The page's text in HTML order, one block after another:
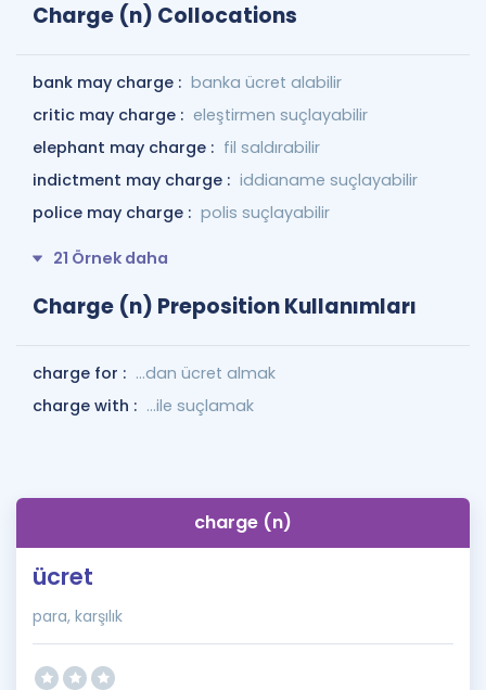
Charge (n) Collocations
bank may charge : banka ücret alabilir
critic may charge : eleştirmen suçlayabilir
elephant may charge : fil saldırabilir
indictment may charge : iddianame suçlayabilir
police may charge : polis suçlayabilir
21 Örnek daha
Charge (n) Preposition Kullanımları
charge for : ...dan ücret almak
charge with : ...ile suçlamak
charge (n)
ücret
para, karşılık